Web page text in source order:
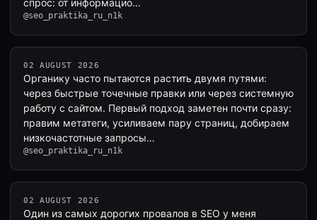
спрос: от информацио…
@seo_praktika_ru_n1k
02 AUGUST 2026
Органику часто пытаются растить двумя путями:
через быстрые точечные правки или через системную
работу с сайтом. Первый подход заметен почти сразу:
правим метатеги, усиливаем пару страниц, добираем
низкочастотные запросы…
@seo_praktika_ru_n1k
02 AUGUST 2026
Один из самых дорогих провалов в SEO у меня